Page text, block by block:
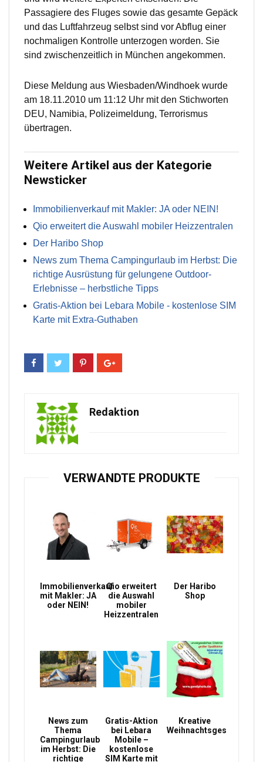
Passagiere des Fluges sowie das gesamte Gepäck
und das Luftfahrzeug selbst sind vor Abflug einer
nochmaligen Kontrolle unterzogen worden. Sie
sind zwischenzeitlich in München angekommen.
Diese Meldung aus Wiesbaden/Windhoek wurde
am 18.11.2010 um 11:12 Uhr mit den Stichworten
DEU, Namibia, Polizeimeldung, Terrorismus
übertragen.
Weitere Artikel aus der Kategorie
Newsticker
Immobilienverkauf mit Makler: JA oder NEIN!
Qio erweitert die Auswahl mobiler Heizzentralen
Der Haribo Shop
News zum Thema Campingurlaub im Herbst: Die
richtige Ausrüstung für gelungene Outdoor-
Erlebnisse – herbstliche Tipps
Gratis-Aktion bei Lebara Mobile - kostenlose SIM
Karte mit Extra-Guthaben
Redaktion
VERWANDTE PRODUKTE
Immobilienverkauf
mit Makler: JA
oder NEIN!
Qio erweitert
die Auswahl
mobiler
Heizzentralen
Der Haribo
Shop
News zum
Thema
Campingurlaub
im Herbst: Die
richtige
Gratis-Aktion
bei Lebara
Mobile –
kostenlose
SIM Karte mit
Kreative
Weihnachtsgeschenke